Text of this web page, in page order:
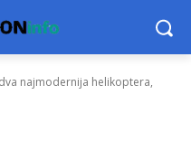
najmodernija helikoptera,